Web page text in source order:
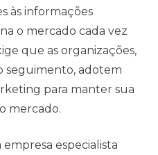
às informações
o mercado cada vez
que as organizações,
adotem
para manter sua
mercado.
empresa especialista